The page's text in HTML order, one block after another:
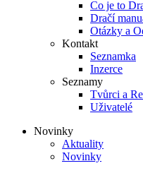
Co je to
Dračí
Otázky a
Kontakt
Seznamka
Inzerce
Seznamy
Tvůrci a
Uživatelé
Novinky
Aktuality
Novinky